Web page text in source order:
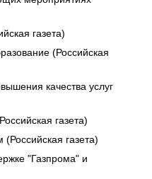
газета)
(Российская
качества услуг
газета)
газета)
"Газпрома" и